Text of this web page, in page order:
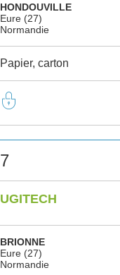
HONDOUVILLE
Eure (27)
Normandie
Papier, carton
7
UGITECH
BRIONNE
Eure (27)
Normandie